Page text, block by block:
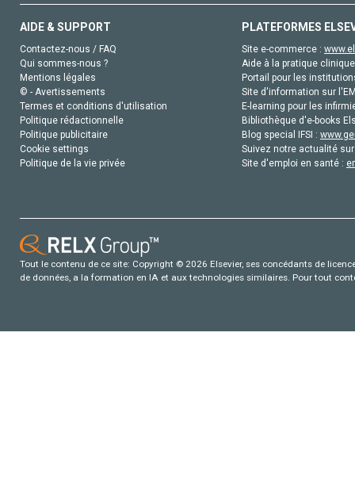
AIDE & SUPPORT
Contactez-nous / FAQ
Qui sommes-nous ?
Mentions légales
© - Avertissements
Termes et conditions d'utilisation
Politique rédactionnelle
Politique publicitaire
Cookie settings
Politique de la vie privée
PLATEFORMES
Site e-commerce :
Aide à la pratique
Portail pour les
Site d'information sur
E-learning pour les
Bibliothèque d'e-books
Blog special IFSI :
Suivez notre actualité
Site d'emploi en santé :
Tout le contenu de ce site: Copyright © 2026 Elsevier, ses concédants de
de données, a la formation en IA et aux technologies similaires. Pour tout